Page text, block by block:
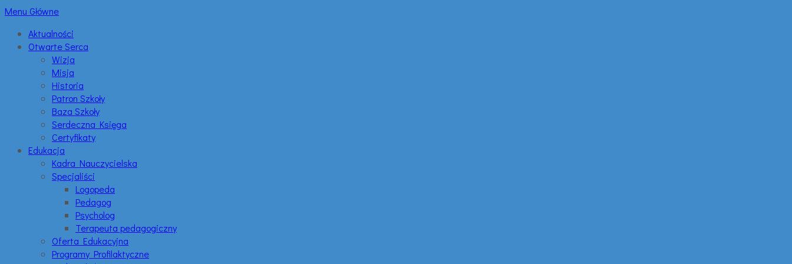
Menu Główne
Aktualności
Otwarte Serca
Wizja
Misja
Historia
Patron Szkoły
Baza Szkoły
Serdeczna Księga
Certyfikaty
Edukacja
Kadra Nauczycielska
Specjaliści
Logopeda
Pedagog
Psycholog
Terapeuta pedagogiczny
Oferta Edukacyjna
Programy Profilaktyczne